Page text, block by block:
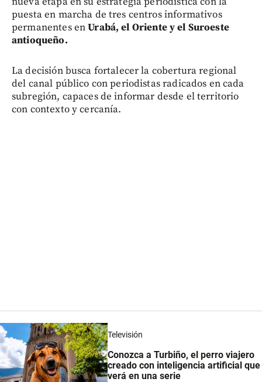
puesta en marcha de tres centros informativos
permanentes enUrabá, el Oriente y el Suroeste
antioqueño.
La decisión busca fortalecer la cobertura regional
del canal público con periodistas radicados en cada
subregión, capaces de informar desde el territorio
con contexto y cercanía.
Televisión
Conozca a Turbiño, el perro viajero
creado con inteligencia artificial que
verá en una serie